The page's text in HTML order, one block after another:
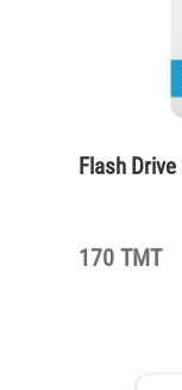
Flash Drive
170 TMT